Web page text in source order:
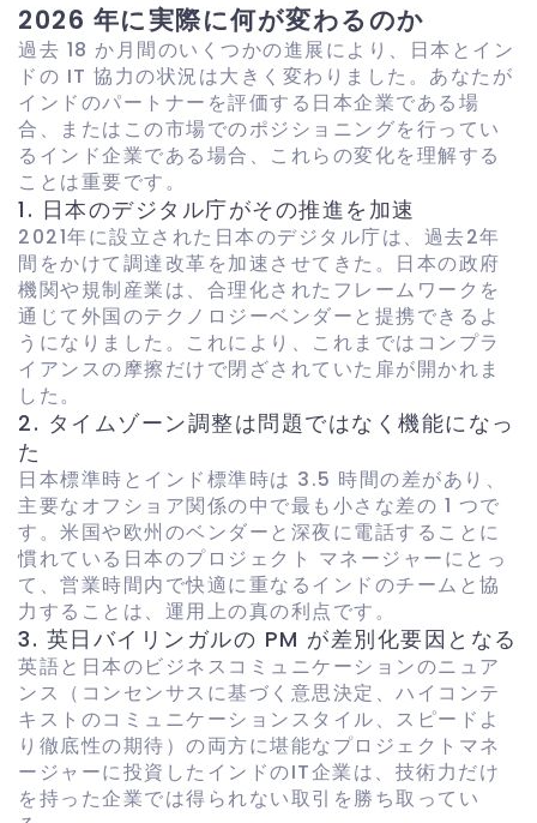
2026 年に実際に何が変わるのか
過去 18 か月間のいくつかの進展により、日本とイン
ドの IT 協力の状況は大きく変わりました。あなたが
インドのパートナーを評価する日本企業である場
合、またはこの市場でのポジショニングを行ってい
るインド企業である場合、これらの変化を理解する
ことは重要です。
1. 日本のデジタル庁がその推進を加速
2021年に設立された日本のデジタル庁は、過去2年
間をかけて調達改革を加速させてきた。日本の政府
機関や規制産業は、合理化されたフレームワークを
通じて外国のテクノロジーベンダーと提携できるよ
うになりました。これにより、これまではコンプラ
イアンスの摩擦だけで閉ざされていた扉が開かれま
した。
2. タイムゾーン調整は問題ではなく機能になっ
た
日本標準時とインド標準時は 3.5 時間の差があり、
主要なオフショア関係の中で最も小さな差の 1 つで
す。米国や欧州のベンダーと深夜に電話することに
慣れている日本のプロジェクト マネージャーにとっ
て、営業時間内で快適に重なるインドのチームと協
力することは、運用上の真の利点です。
3. 英日バイリンガルの PM が差別化要因となる
英語と日本のビジネスコミュニケーションのニュア
ンス（コンセンサスに基づく意思決定、ハイコンテ
キストのコミュニケーションスタイル、スピードよ
り徹底性の期待）の両方に堪能なプロジェクトマネ
ージャーに投資したインドのIT企業は、技術力だけ
を持った企業では得られない取引を勝ち取ってい